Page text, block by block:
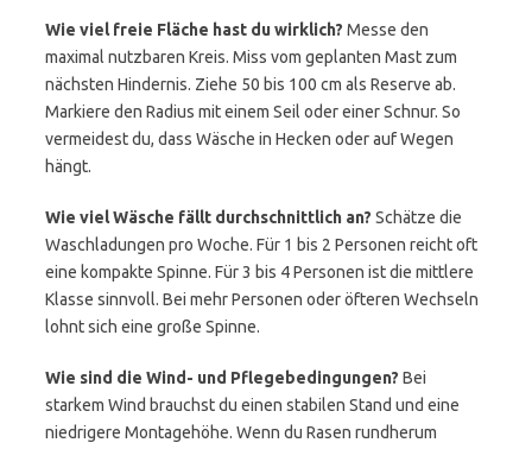
Wie viel freie Fläche hast du wirklich? Messe den
maximal nutzbaren Kreis. Miss vom geplanten Mast zum
nächsten Hindernis. Ziehe 50 bis 100 cm als Reserve ab.
Markiere den Radius mit einem Seil oder einer Schnur. So
vermeidest du, dass Wäsche in Hecken oder auf Wegen
hängt.
Wie viel Wäsche fällt durchschnittlich an? Schätze die
Waschladungen pro Woche. Für 1 bis 2 Personen reicht oft
eine kompakte Spinne. Für 3 bis 4 Personen ist die mittlere
Klasse sinnvoll. Bei mehr Personen oder öfteren Wechseln
lohnt sich eine große Spinne.
Wie sind die Wind- und Pflegebedingungen? Bei
starkem Wind brauchst du einen stabilen Stand und eine
niedrigere Montagehöhe. Wenn du Rasen rundherum